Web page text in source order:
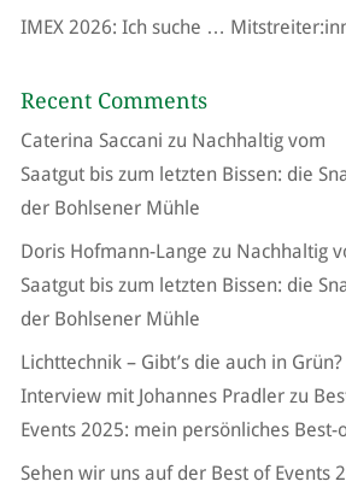
IMEX 2026: Ich suche …
Recent Comments
Caterina Saccani zu Nachhaltig vom
Saatgut bis zum letzten Bissen: die
der Bohlsener Mühle
Doris Hofmann-Lange zu Nachhaltig
Saatgut bis zum letzten Bissen: die
der Bohlsener Mühle
Lichttechnik – Gibt’s die auch in Grün?
Interview mit Johannes Pradlerzu
Events 2025: mein persönliches Best-
Sehen wir uns auf der Best of Events